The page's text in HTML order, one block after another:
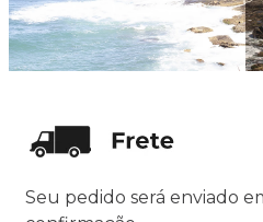
Seu pedido será enviado